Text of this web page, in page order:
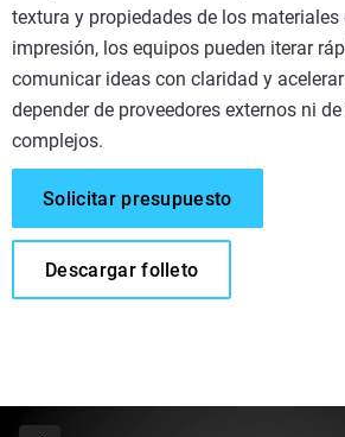
textura y propiedades de los materiales
impresión, los equipos pueden iterar
comunicar ideas con claridad y
depender de proveedores externos ni
complejos.
Solicitar presupuesto
Descargar folleto